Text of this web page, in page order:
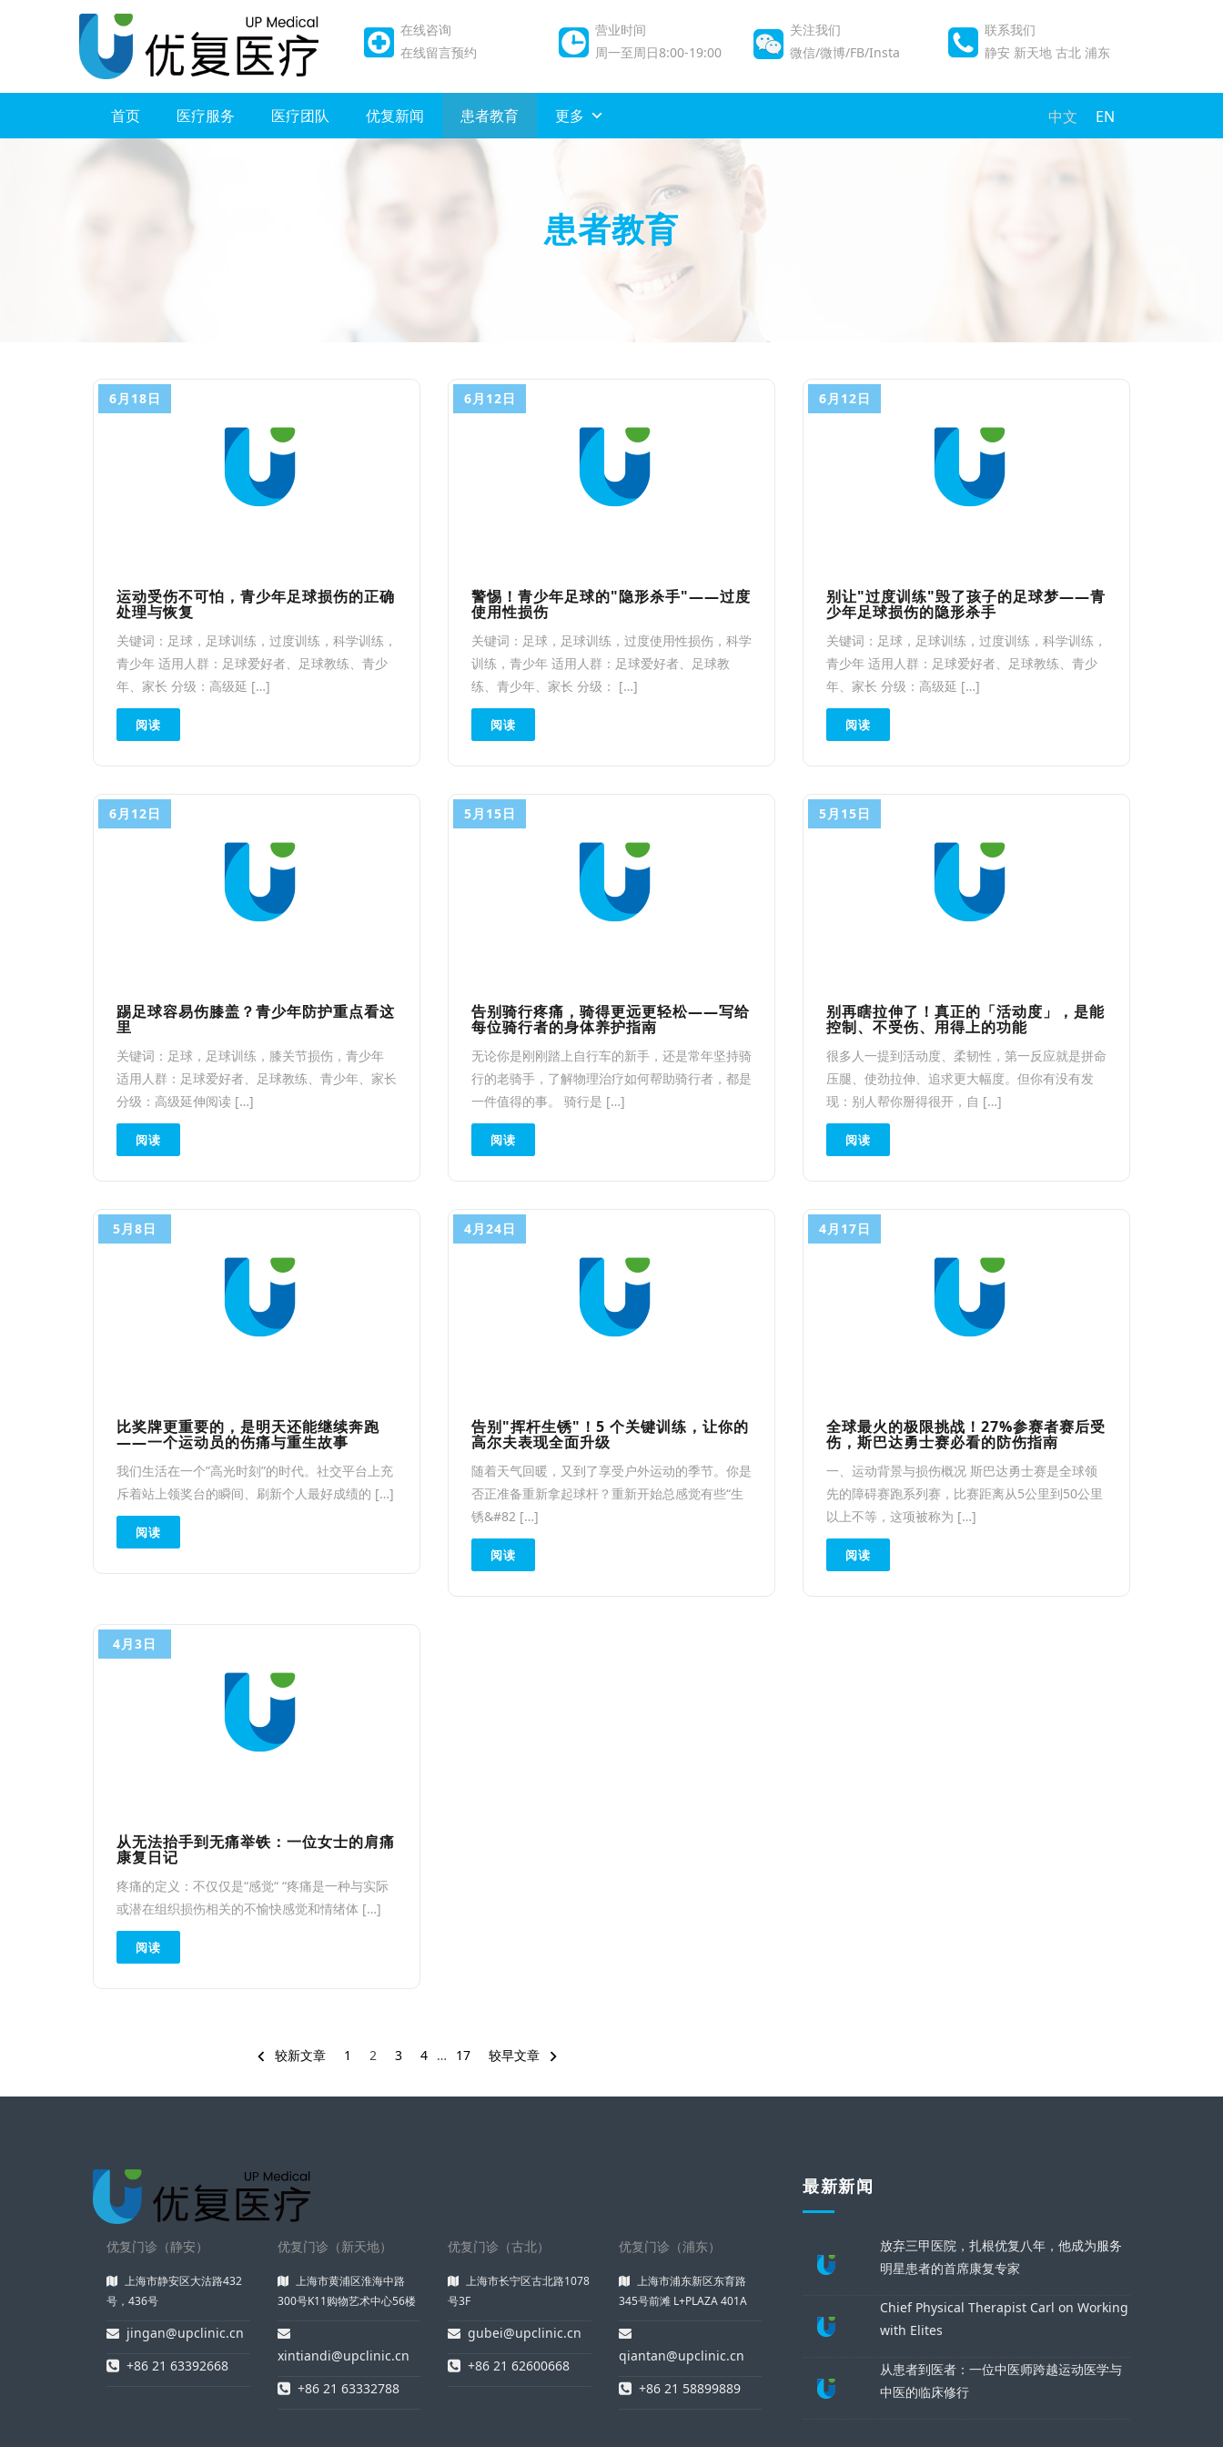
在线咨询
在线留言预约
营业时间
周一至周日8:00-19:00
关注我们
微信/微博/FB/Insta
联系我们
静安 新天地 古北 浦东
首页 医疗服务 医疗团队 优复新闻 患者教育 更多 中文 EN
患者教育
6月18日
运动受伤不可怕，青少年足球损伤的正确
处理与恢复
关键词：足球，足球训练，过度训练，科学训练，
青少年 适用人群：足球爱好者、足球教练、青少
年、家长 分级：高级延 […]
阅读
6月12日
警惕！青少年足球的"隐形杀手"——过度
使用性损伤
关键词：足球，足球训练，过度使用性损伤，科学
训练，青少年 适用人群：足球爱好者、足球教
练、青少年、家长 分级： […]
阅读
6月12日
别让"过度训练"毁了孩子的足球梦——青
少年足球损伤的隐形杀手
关键词：足球，足球训练，过度训练，科学训练，
青少年 适用人群：足球爱好者、足球教练、青少
年、家长 分级：高级延 […]
阅读
6月12日
踢足球容易伤膝盖？青少年防护重点看这
里
关键词：足球，足球训练，膝关节损伤，青少年
适用人群：足球爱好者、足球教练、青少年、家长
分级：高级延伸阅读 […]
阅读
5月15日
告别骑行疼痛，骑得更远更轻松——写给
每位骑行者的身体养护指南
无论你是刚刚踏上自行车的新手，还是常年坚持骑
行的老骑手，了解物理治疗如何帮助骑行者，都是
一件值得的事。 骑行是 […]
阅读
5月15日
别再瞎拉伸了！真正的「活动度」，是能
控制、不受伤、用得上的功能
很多人一提到活动度、柔韧性，第一反应就是拼命
压腿、使劲拉伸、追求更大幅度。但你有没有发
现：别人帮你掰得很开，自 […]
阅读
5月8日
比奖牌更重要的，是明天还能继续奔跑
——一个运动员的伤痛与重生故事
我们生活在一个”高光时刻”的时代。社交平台上充
斥着站上领奖台的瞬间、刷新个人最好成绩的 […]
阅读
4月24日
告别"挥杆生锈"！5 个关键训练，让你的
高尔夫表现全面升级
随着天气回暖，又到了享受户外运动的季节。你是
否正准备重新拿起球杆？重新开始总感觉有些“生
锈&#82 […]
阅读
4月17日
全球最火的极限挑战！27%参赛者赛后受
伤，斯巴达勇士赛必看的防伤指南
一、运动背景与损伤概况 斯巴达勇士赛是全球领
先的障碍赛跑系列赛，比赛距离从5公里到50公里
以上不等，这项被称为 […]
阅读
4月3日
从无法抬手到无痛举铁：一位女士的肩痛
康复日记
疼痛的定义：不仅仅是“感觉“ “疼痛是一种与实际
或潜在组织损伤相关的不愉快感觉和情绪体 […]
阅读
较新文章 1 2 3 4 … 17 较早文章
优复门诊（静安）
上海市静安区大沽路432
号，436号
jingan@upclinic.cn
+86 21 63392668
优复门诊（新天地）
上海市黄浦区淮海中路
300号K11购物艺术中心56楼
xintiandi@upclinic.cn
+86 21 63332788
优复门诊（古北）
上海市长宁区古北路1078
号3F
gubei@upclinic.cn
+86 21 62600668
优复门诊（浦东）
上海市浦东新区东育路
345号前滩 L+PLAZA 401A
qiantan@upclinic.cn
+86 21 58899889
最新新闻
放弃三甲医院，扎根优复八年，他成为服务
明星患者的首席康复专家
Chief Physical Therapist Carl on Working
with Elites
从患者到医者：一位中医师跨越运动医学与
中医的临床修行